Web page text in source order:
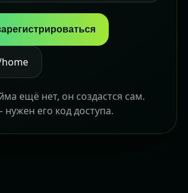
home
ещё нет, он создастся сам.
нужен его код доступа.